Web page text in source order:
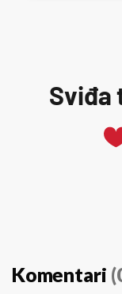
Sviđa
Komentari